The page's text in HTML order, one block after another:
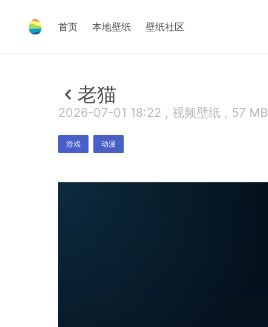
首页 本地壁纸 壁纸社区
老猫
2026-07-01 18:22 , 视频壁纸 , 57 MB
游戏 动漫